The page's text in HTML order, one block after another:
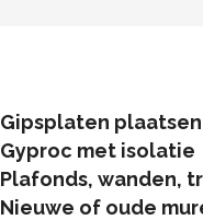
Gipsplaten plaatsen
Gyproc met isolatie
Plafonds, wanden,
Nieuwe of oude